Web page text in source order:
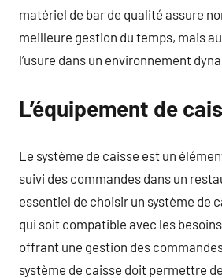
matériel de bar de qualité assure
meilleure gestion du temps, mais
l’usure dans un environnement
L’équipement de
Le système de caisse est un
suivi des commandes dans un
essentiel de choisir un système de
qui soit compatible avec les
offrant une gestion des
système de caisse doit permettre